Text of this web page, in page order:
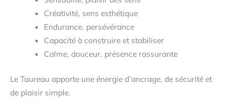
Créativité, sens esthétique
Endurance, persévérance
Capacité à construire et stabiliser
Calme, douceur, présence rassurante
Le Taureau apporte une énergie d’ancrage, de sécurité et
de plaisir simple.